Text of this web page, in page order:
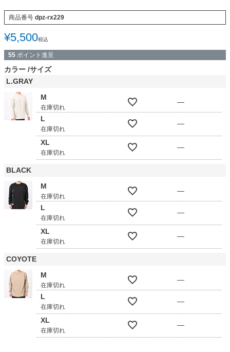
商品番号 dpz-rx229
¥5,500税込
55 ポイント進呈
カラー サイズ
L.GRAY
M
在庫切れ
—
L
在庫切れ
—
XL
在庫切れ
—
BLACK
M
在庫切れ
—
L
在庫切れ
—
XL
在庫切れ
—
COYOTE
M
在庫切れ
—
L
在庫切れ
—
XL
在庫切れ
—